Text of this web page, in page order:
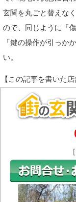
玄関を丸ごと替えな
ので、同じように「
「鍵の操作が引っか
い。